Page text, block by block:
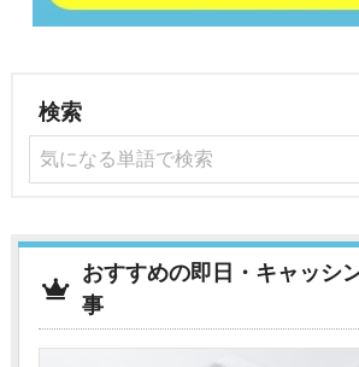
検索
おすすめの即日・キャッシ
事